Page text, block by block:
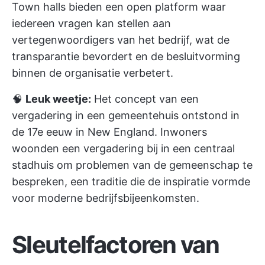
Town halls bieden een open platform waar
iedereen vragen kan stellen aan
vertegenwoordigers van het bedrijf, wat de
transparantie bevordert en de besluitvorming
binnen de organisatie verbetert.
🧠 Leuk weetje: Het concept van een
vergadering in een gemeentehuis ontstond in
de 17e eeuw in New England. Inwoners
woonden een vergadering bij in een centraal
stadhuis om problemen van de gemeenschap te
bespreken, een traditie die de inspiratie vormde
voor moderne bedrijfsbijeenkomsten.
Sleutelfactoren van